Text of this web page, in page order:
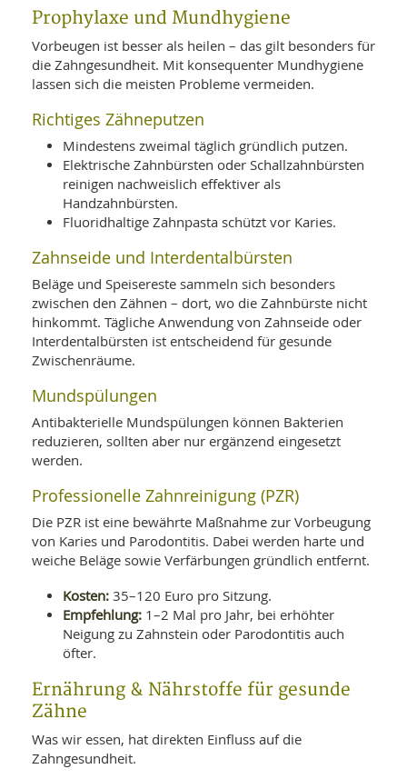
Prophylaxe und Mundhygiene
Vorbeugen ist besser als heilen – das gilt besonders für
die Zahngesundheit. Mit konsequenter Mundhygiene
lassen sich die meisten Probleme vermeiden.
Richtiges Zähneputzen
Mindestens zweimal täglich gründlich putzen.
Elektrische Zahnbürsten oder Schallzahnbürsten
reinigen nachweislich effektiver als
Handzahnbürsten.
Fluoridhaltige Zahnpasta schützt vor Karies.
Zahnseide und Interdentalbürsten
Beläge und Speisereste sammeln sich besonders
zwischen den Zähnen – dort, wo die Zahnbürste nicht
hinkommt. Tägliche Anwendung von Zahnseide oder
Interdentalbürsten ist entscheidend für gesunde
Zwischenräume.
Mundspülungen
Antibakterielle Mundspülungen können Bakterien
reduzieren, sollten aber nur ergänzend eingesetzt
werden.
Professionelle Zahnreinigung (PZR)
Die PZR ist eine bewährte Maßnahme zur Vorbeugung
von Karies und Parodontitis. Dabei werden harte und
weiche Beläge sowie Verfärbungen gründlich entfernt.
Kosten:35–120 Euro pro Sitzung.
Empfehlung:1–2 Mal pro Jahr, bei erhöhter
Neigung zu Zahnstein oder Parodontitis auch
öfter.
Ernährung & Nährstoffe für gesunde
Zähne
Was wir essen, hat direkten Einfluss auf die
Zahngesundheit.